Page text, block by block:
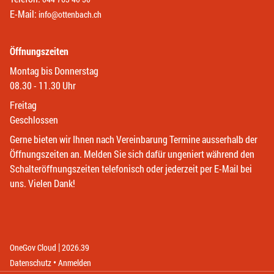
E-Mail: info@ottenbach.ch
Öffnungszeiten
Montag bis Donnerstag
08.30 - 11.30 Uhr
Freitag
Geschlossen
Gerne bieten wir Ihnen nach Vereinbarung Termine ausserhalb der
Öffnungszeiten an. Melden Sie sich dafür ungeniert während den
Schalteröffnungszeiten telefonisch oder jederzeit per E-Mail bei
uns. Vielen Dank!
OneGov Cloud (External Link)
|2026.39
Datenschutz (External Link)
Anmelden